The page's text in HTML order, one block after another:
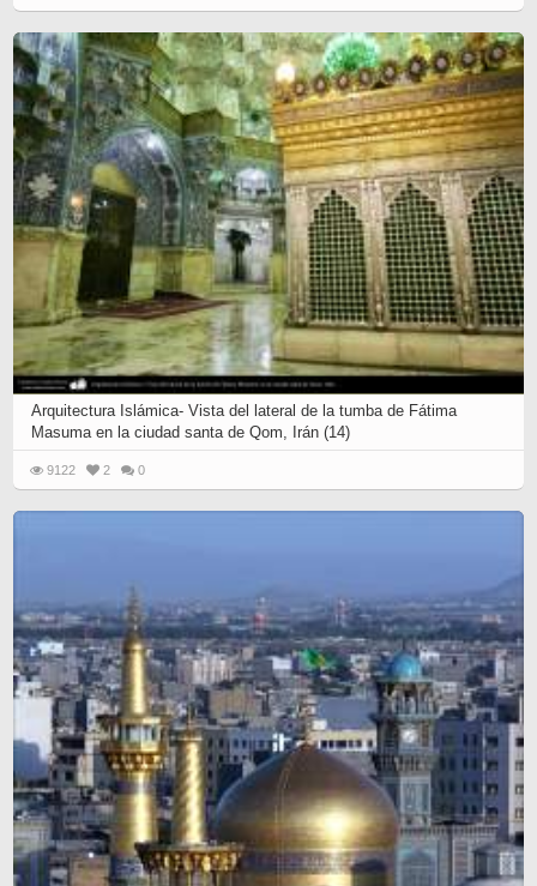
Arquitectura Islámica- Vista del lateral de la tumba de Fátima
Masuma en la ciudad santa de Qom, Irán (14)
9122 2 0